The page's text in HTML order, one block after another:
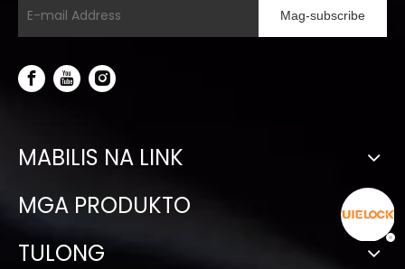
Mag-subscribe
MABILIS NA LINK
MGA PRODUKTO
TULONG